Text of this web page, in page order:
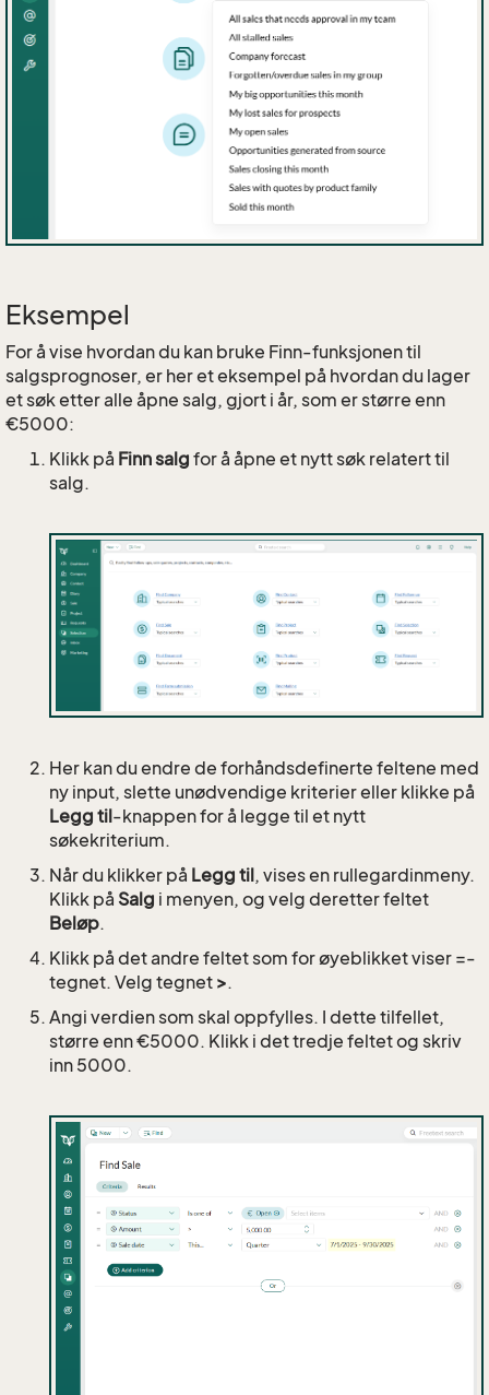
Eksempel
For å vise hvordan du kan bruke Finn-funksjonen til
salgsprognoser, er her et eksempel på hvordan du lager
et søk etter alle åpne salg, gjort i år, som er større enn
€5000:
Klikk på Finn salg for å åpne et nytt søk relatert til
salg.
Her kan du endre de forhåndsdefinerte feltene med
ny input, slette unødvendige kriterier eller klikke på
Legg til-knappen for å legge til et nytt
søkekriterium.
Når du klikker på Legg til, vises en rullegardinmeny.
Klikk på Salg i menyen, og velg deretter feltet
Beløp.
Klikk på det andre feltet som for øyeblikket viser =-
tegnet. Velg tegnet >.
Angi verdien som skal oppfylles. I dette tilfellet,
større enn €5000. Klikk i det tredje feltet og skriv
inn 5000.